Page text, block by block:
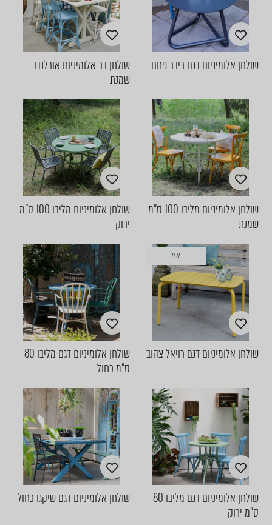
שולחן אלומיניום דגם ריבר פחם
שולחן בר אלומיניום אורלנדו
שמנת
שולחן אלומיניום מליבו 100 ס"מ
שמנת
שולחן אלומיניום מליבו 100 ס"מ
ירוק
אזל
שולחן אלומיניום דגם רויאל צהוב
שולחן אלומיניום דגם מליבו 80
ס"מ כחול
שולחן אלומיניום דגם מליבו 80
ס"מ ירוק
שולחן אלומיניום דגם שיקגו כחול